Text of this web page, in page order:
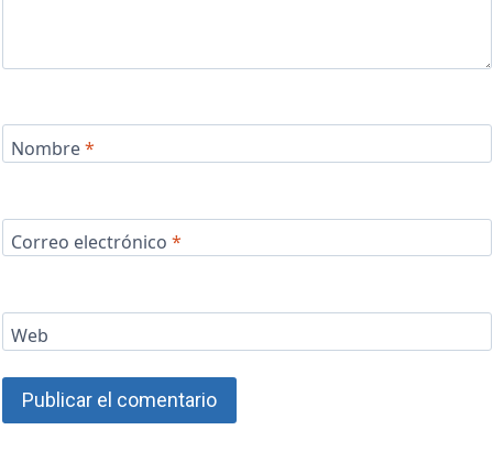
Nombre*
Correo electrónico *
Web